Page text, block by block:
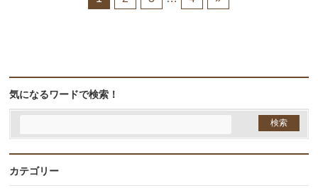
気になるワードで検索！
カテゴリー